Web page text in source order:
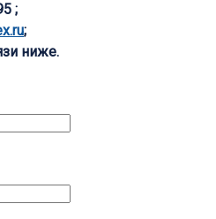
;
;
ниже.